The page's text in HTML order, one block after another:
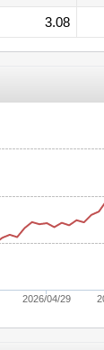
3.08
2026/04/29